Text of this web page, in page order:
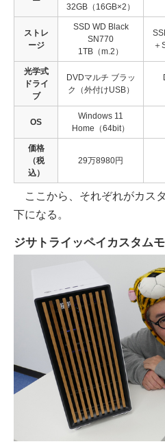
32GB（16GB×2）
ストレ
ージ
SSD WD Black
SN770
1TB（m.2）
＋
光学式
ドライ
ブ
DVDマルチ ブラッ
ク（外付けUSB）
OS
Windows 11
Home（64bit）
価格
（税
込）
29万8980円
ここから、それぞれがカス
下になる。
ジサトライッペイカスタム